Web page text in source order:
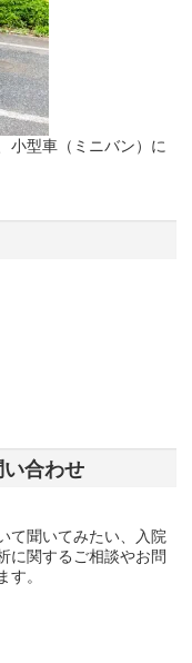
小型車（ミニバン）に
合わせ
て聞いてみたい、入院
に関するご相談やお問
す。